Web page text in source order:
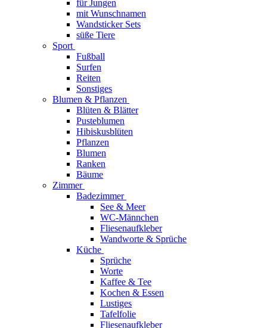
für Jungen
mit Wunschnamen
Wandsticker Sets
süße Tiere
Sport
Fußball
Surfen
Reiten
Sonstiges
Blumen & Pflanzen
Blüten & Blätter
Pusteblumen
Hibiskusblüten
Pflanzen
Blumen
Ranken
Bäume
Zimmer
Badezimmer
See & Meer
WC-Männchen
Fliesenaufkleber
Wandworte & Sprüche
Küche
Sprüche
Worte
Kaffee & Tee
Kochen & Essen
Lustiges
Tafelfolie
Fliesenaufkleber